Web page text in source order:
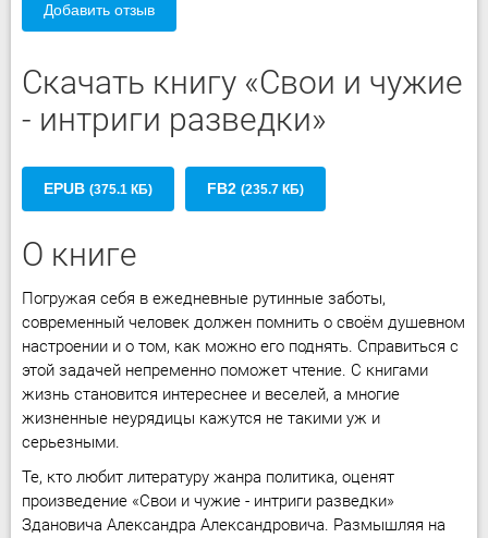
Добавить отзыв
Скачать книгу «Свои и чужие
- интриги разведки»
EPUB (375.1 КБ) FB2 (235.7 КБ)
О книге
Погружая себя в ежедневные рутинные заботы,
современный человек должен помнить о своём душевном
настроении и о том, как можно его поднять. Справиться с
этой задачей непременно поможет чтение. С книгами
жизнь становится интереснее и веселей, а многие
жизненные неурядицы кажутся не такими уж и
серьезными.
Те, кто любит литературу жанра политика, оценят
произведение «Свои и чужие - интриги разведки»
Здановича Александра Александровича. Размышляя на